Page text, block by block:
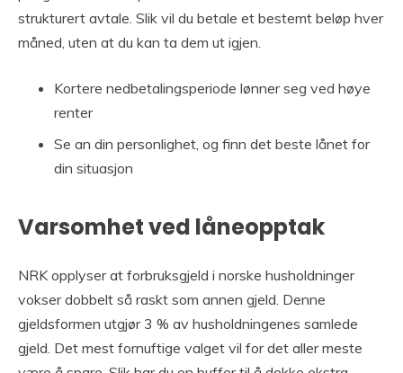
strukturert avtale. Slik vil du betale et bestemt beløp hver
måned, uten at du kan ta dem ut igjen.
Kortere nedbetalingsperiode lønner seg ved høye
renter
Se an din personlighet, og finn det beste lånet for
din situasjon
Varsomhet ved låneopptak
NRK opplyser at forbruksgjeld i norske husholdninger
vokser dobbelt så raskt som annen gjeld. Denne
gjeldsformen utgjør 3 % av husholdningenes samlede
gjeld. Det mest fornuftige valget vil for det aller meste